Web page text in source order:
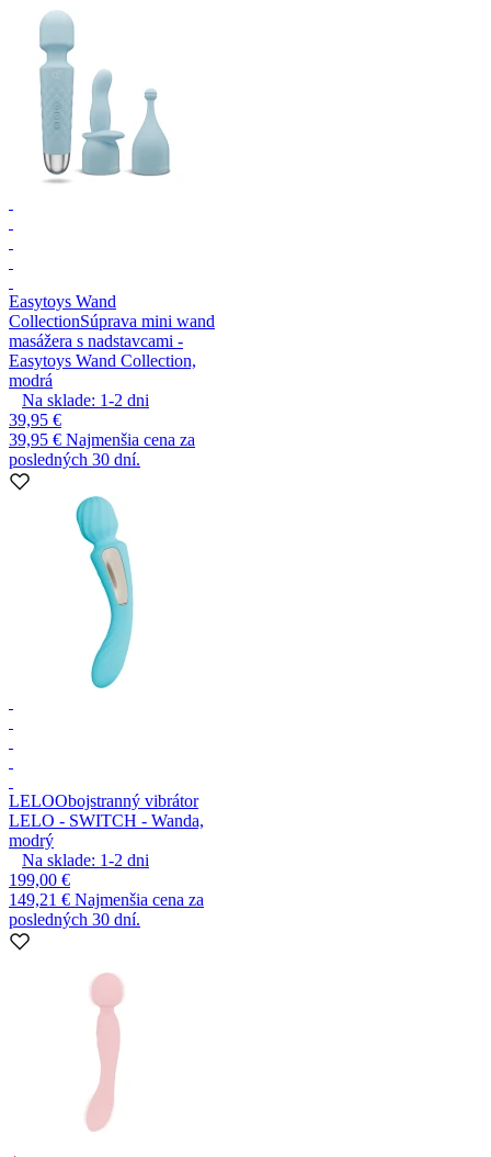
Easytoys Wand
CollectionSúprava mini wand
masážera s nadstavcami -
Easytoys Wand Collection,
modrá
Na sklade: 1-2 dni
39,95 €
39,95 € Najmenšia cena za
posledných 30 dní.
LELOObojstranný vibrátor
LELO - SWITCH - Wanda,
modrý
Na sklade: 1-2 dni
199,00 €
149,21 € Najmenšia cena za
posledných 30 dní.